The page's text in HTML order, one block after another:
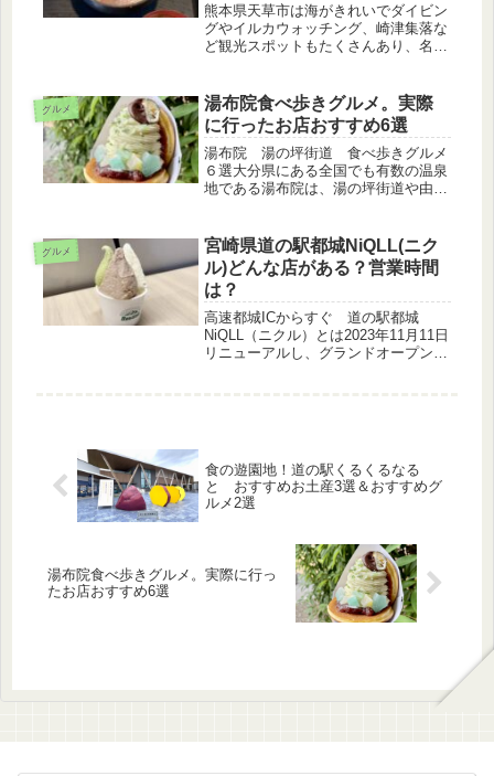
熊本県天草市は海がきれいでダイビン
グやイルカウォッチング、崎津集落な
ど観光スポットもたくさんあり、名物
食店を８店舗ご紹介します！天草グル
メとはまず熊本県天草市の名物グルメ
は...
グルメ
湯布院食べ歩きグルメ。実際
に行ったお店おすすめ6選
湯布院 湯の坪街道 食べ歩きグルメ
６選大分県にある全国でも有数の温泉
地である湯布院は、湯の坪街道や由布
も私が立ち寄った6軒の素敵なお店を
ご紹介します！鞠智（くくち）の「ど
ら...
グルメ
宮崎県道の駅都城NiQLL(ニク
ル)どんな店がある？営業時間
は？
高速都城ICからすぐ 道の駅都城
NiQLL（ニクル）とは2023年11月11日
リニューアルし、グランドオープンし
食の遊園地！道の駅くるくるなる
と おすすめお土産3選＆おすすめグ
ルメ2選
湯布院食べ歩きグルメ。実際に行っ
たお店おすすめ6選